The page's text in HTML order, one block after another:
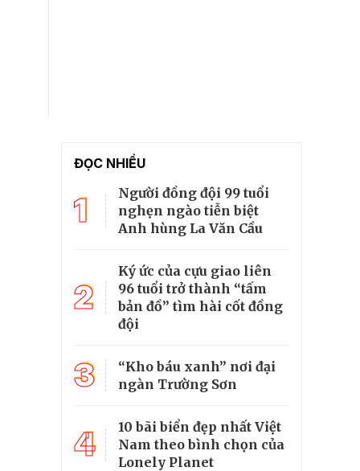
ĐỌC NHIỀU
1
Người đồng đội 99 tuổi
nghẹn ngào tiễn biệt
Anh hùng La Văn Cầu
2
Ký ức của cựu giao liên
96 tuổi trở thành “tấm
bản đồ” tìm hài cốt đồng
đội
3
“Kho báu xanh” nơi đại
ngàn Trường Sơn
4
10 bãi biển đẹp nhất Việt
Nam theo bình chọn của
Lonely Planet